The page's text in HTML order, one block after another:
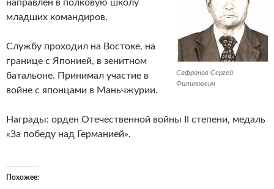
Сафронов Сергей
Филиппович
направлен в полковую школу
младших командиров.
Службу проходил на Востоке, на
границе с Японией, в зенитном
батальоне. Принимал участие в
войне с японцами в Маньчжурии.
Награды: орден Отечественной войны II степени, медаль
«За победу над Германией».
Похожее